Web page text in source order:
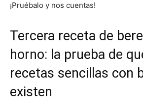
¡Pruébalo y nos cuentas!
Tercera receta de
horno: la prueba de
recetas sencillas con
existen